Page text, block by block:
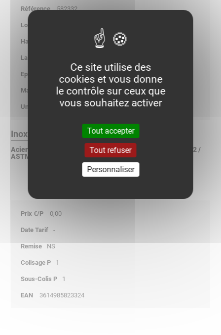
582332
2.760
kg/p
Inox 316L Finition :
Acier inoxydable X2CrNiMo 17-12-2 suivant NF EN 10088-2 /
ASTM A240 / DIN 17440
0,00
-
NS
1
1
3614985823324
Ce site utilise des
cookies et vous donne
le contrôle sur ceux que
vous souhaitez activer
Tout accepter
Tout refuser
Personnaliser